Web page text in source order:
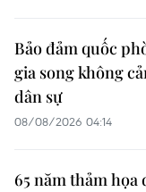
Bảo đảm quốc
gia song không
dân sự
08/08/2026 04:14
65 năm thảm họa